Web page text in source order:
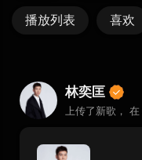
播放列表 喜欢
林奕匡
上传了新歌， 在